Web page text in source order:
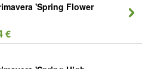
'Spring Flower
€